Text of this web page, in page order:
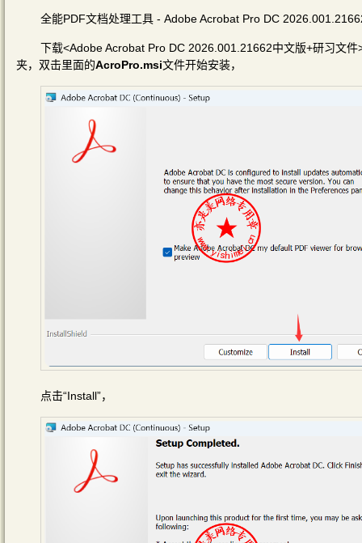
全能PDF文档处理工具 - Adobe Acrobat Pro DC
下载<Adobe Acrobat Pro DC 2026.001.21662中文版+研习文
夹，双击里面的AcroPro.msi文件开始安装，
点击“Install”，